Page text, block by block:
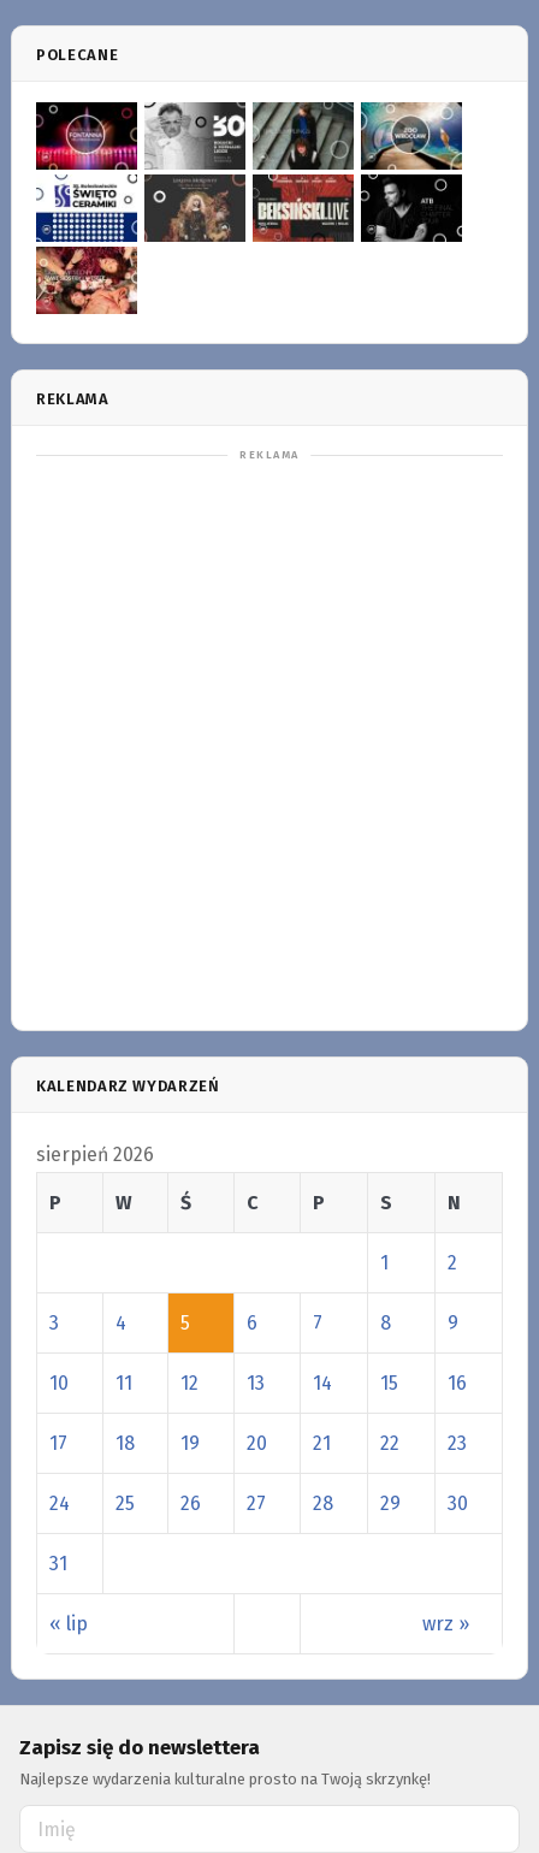
POLECANE
REKLAMA
KALENDARZ WYDARZEŃ
sierpień 2026
P W Ś C P S N
« lip wrz »
1 2
3 4 5 6 7 8 9
10 11 12 13 14 15 16
17 18 19 20 21 22 23
24 25 26 27 28 29 30
31
Zapisz się do newslettera
Najlepsze wydarzenia kulturalne prosto na Twoją skrzynkę!